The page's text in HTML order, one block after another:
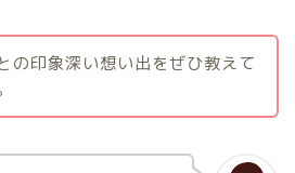
の印象深い想い出をぜひ教えて